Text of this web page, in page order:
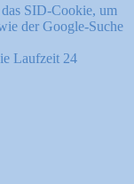
SID-Cookie, um
der Google-Suche
Laufzeit 24